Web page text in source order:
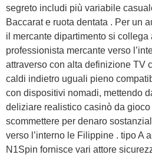
segreto includi più variabile
Baccarat e ruota dentata . Per un
il mercante dipartimento si collega
professionista mercante verso
attraverso con alta definizione TV
caldi indietro uguali pieno
con dispositivi nomadi, mettendo
deliziare realistico casinò da
scommettere per denaro
verso l’interno le Filippine . tipo A
N1Spin fornisce vari attore